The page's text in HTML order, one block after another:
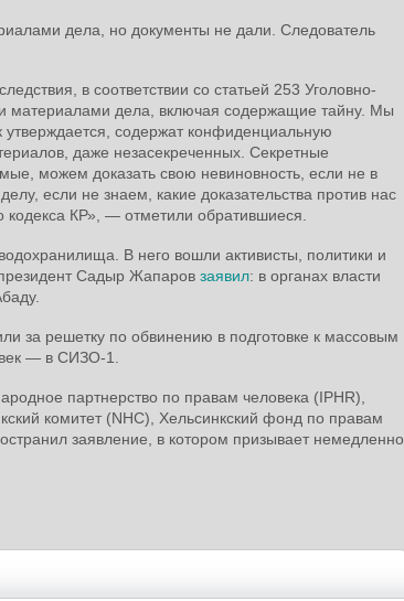
дела, но документы не дали. Следователь
в соответствии со статьей 253 Уголовно-
материалами дела, включая содержащие тайну. Мы
содержат конфиденциальную
даже незасекреченных. Секретные
можем доказать свою невиновность, если не в
если не знаем, какие доказательства против нас
кодекса КР», — отметили обратившиеся.
В него вошли активисты, политики и
Садыр Жапаров заявил: в органах власти
за решетку по обвинению в подготовке к массовым
— в СИЗО-1.
партнерство по правам человека (IPHR),
комитет (NHC), Хельсинкский фонд по правам
заявление, в котором призывает немедленно